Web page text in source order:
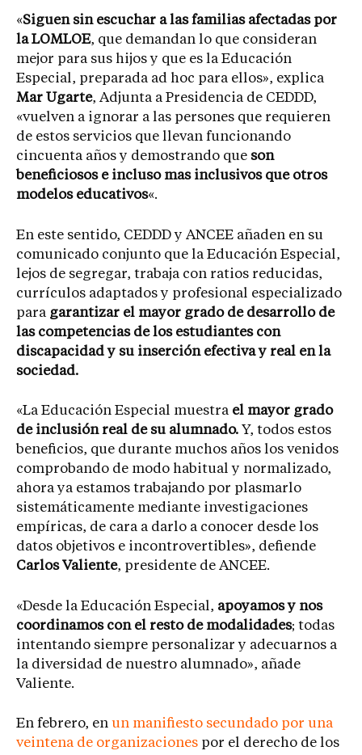
«Siguen sin escuchar a las familias afectadas por
la LOMLOE, que demandan lo que consideran
mejor para sus hijos y que es la Educación
Especial, preparada ad hoc para ellos», explica
Mar Ugarte, Adjunta a Presidencia de CEDDD,
«vuelven a ignorar a las persones que requieren
de estos servicios que llevan funcionando
cincuenta años y demostrando que son
beneficiosos e incluso mas inclusivos que otros
modelos educativos«.
En este sentido, CEDDD y ANCEE añaden en su
comunicado conjunto que la Educación Especial,
lejos de segregar, trabaja con ratios reducidas,
currículos adaptados y profesional especializado
para garantizar el mayor grado de desarrollo de
las competencias de los estudiantes con
discapacidad y su inserción efectiva y real en la
sociedad.
«La Educación Especial muestra el mayor grado
de inclusión real de su alumnado. Y, todos estos
beneficios, que durante muchos años los venidos
comprobando de modo habitual y normalizado,
ahora ya estamos trabajando por plasmarlo
sistemáticamente mediante investigaciones
empíricas, de cara a darlo a conocer desde los
datos objetivos e incontrovertibles», defiende
Carlos Valiente, presidente de ANCEE.
«Desde la Educación Especial, apoyamos y nos
coordinamos con el resto de modalidades; todas
intentando siempre personalizar y adecuarnos a
la diversidad de nuestro alumnado», añade
Valiente.
En febrero, en un manifiesto secundado por una
veintena de organizaciones por el derecho de los